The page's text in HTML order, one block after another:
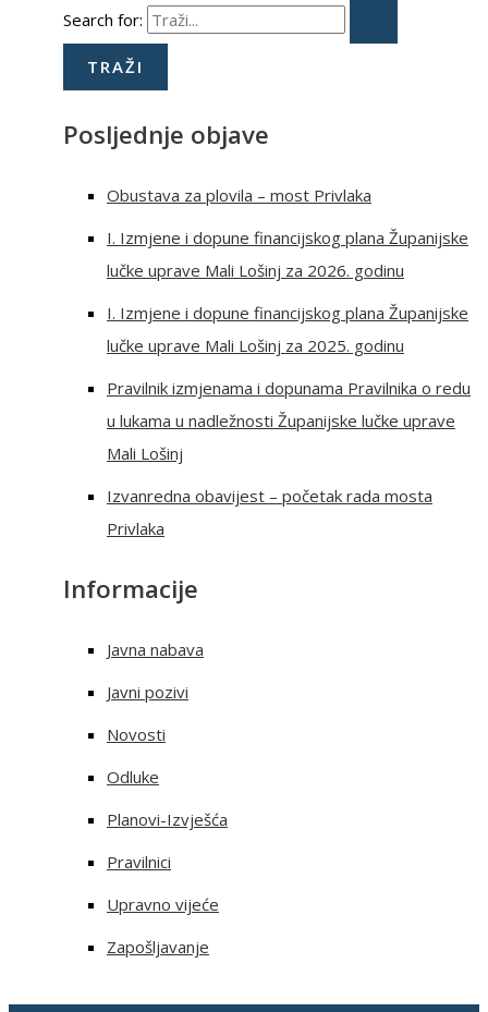
Search for:
Posljednje objave
Obustava za plovila – most Privlaka
I. Izmjene i dopune financijskog plana Županijske
lučke uprave Mali Lošinj za 2026. godinu
I. Izmjene i dopune financijskog plana Županijske
lučke uprave Mali Lošinj za 2025. godinu
Pravilnik izmjenama i dopunama Pravilnika o redu
u lukama u nadležnosti Županijske lučke uprave
Mali Lošinj
Izvanredna obavijest – početak rada mosta
Privlaka
Informacije
Javna nabava
Javni pozivi
Novosti
Odluke
Planovi-Izvješća
Pravilnici
Upravno vijeće
Zapošljavanje